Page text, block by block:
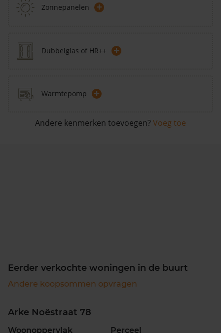
Zonnepanelen +
Dubbelglas of HR++ +
Warmtepomp +
Andere kenmerken toevoegen? Voeg toe
Eerder verkochte woningen in de buurt
Andere koopsommen opvragen
Arke Noëstraat 78
Woonoppervlak Perceel